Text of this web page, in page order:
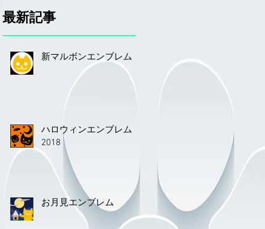
最新記事
新マルボンエンブレム
ハロウィンエンブレム
2018
お月見エンブレム